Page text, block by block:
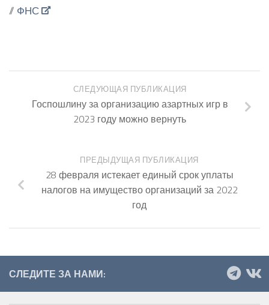
// ФНС
СЛЕДУЮЩАЯ ПУБЛИКАЦИЯ
Госпошлину за организацию азартных игр в
2023 году можно вернуть
ПРЕДЫДУЩАЯ ПУБЛИКАЦИЯ
28 февраля истекает единый срок уплаты
налогов на имущество организаций за 2022
год
СЛЕДИТЕ ЗА НАМИ: